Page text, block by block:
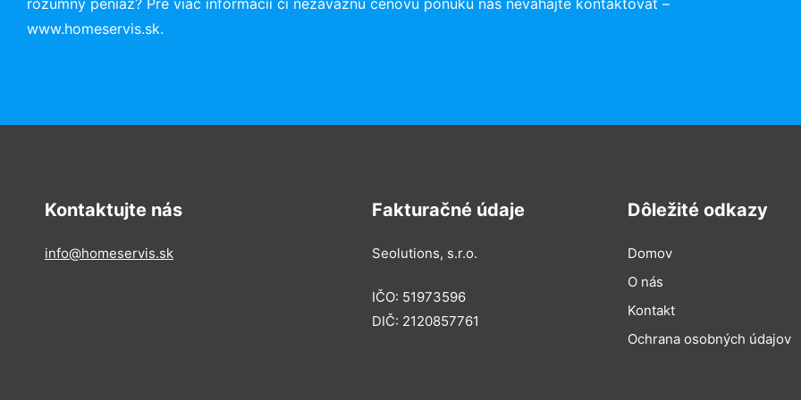
www.homeservis.sk.
Kontaktujte nás
info@homeservis.sk
Fakturačné údaje
Seolutions, s.r.o.
IČO: 51973596
DIČ: 2120857761
Dôležité odkazy
Domov
O nás
Kontakt
Ochrana osobných údajov